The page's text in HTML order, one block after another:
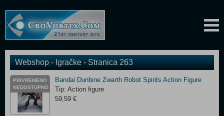
Webshop - Igračke - Stranica 263
PRIVREMENO
NEDOSTUPNO
Bandai Dunbine Zwarth Robot Spirits Action Figure
Tip: Action figure
59,59 €